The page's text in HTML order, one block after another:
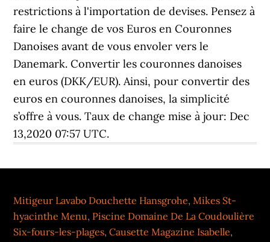
Mitigeur Lavabo Douchette Hansgrohe,Mikes St-
hyacinthe Menu, Piscine Domaine De La Coudoulière
Six-fours-les-plages,Causette Magazine Isabelle,